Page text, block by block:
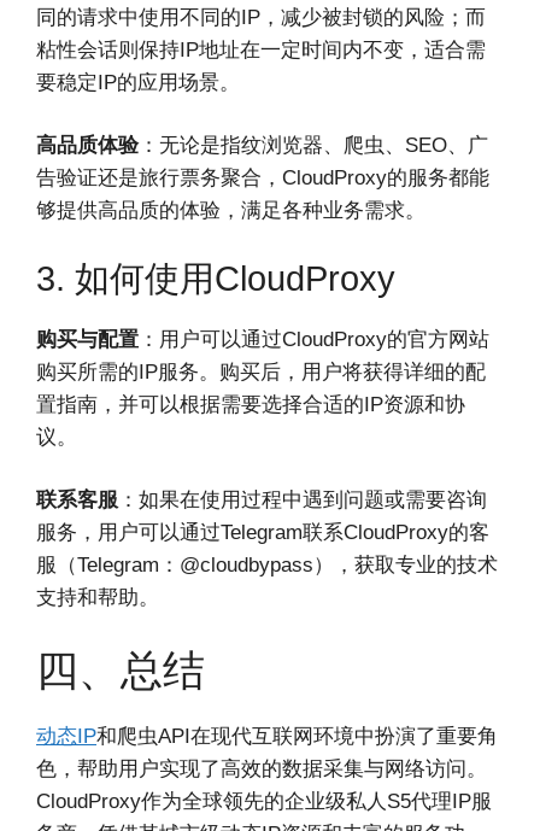
同的请求中使用不同的IP，减少被封锁的风险；而
粘性会话则保持IP地址在一定时间内不变，适合需
要稳定IP的应用场景。
高品质体验：无论是指纹浏览器、爬虫、SEO、广
告验证还是旅行票务聚合，CloudProxy的服务都能
够提供高品质的体验，满足各种业务需求。
3. 如何使用CloudProxy
购买与配置 ：用户可以通过CloudProxy的官方网站
购买所需的IP服务。购买后，用户将获得详细的配
置指南，并可以根据需要选择合适的IP资源和协
议。
联系客服 ：如果在使用过程中遇到问题或需要咨询
服务，用户可以通过Telegram联系CloudProxy的客
服（Telegram：@cloudbypass），获取专业的技术
支持和帮助。
四、总结
动态IP和爬虫API在现代互联网环境中扮演了重要角
色，帮助用户实现了高效的数据采集与网络访问。
CloudProxy作为全球领先的企业级私人S5代理IP服